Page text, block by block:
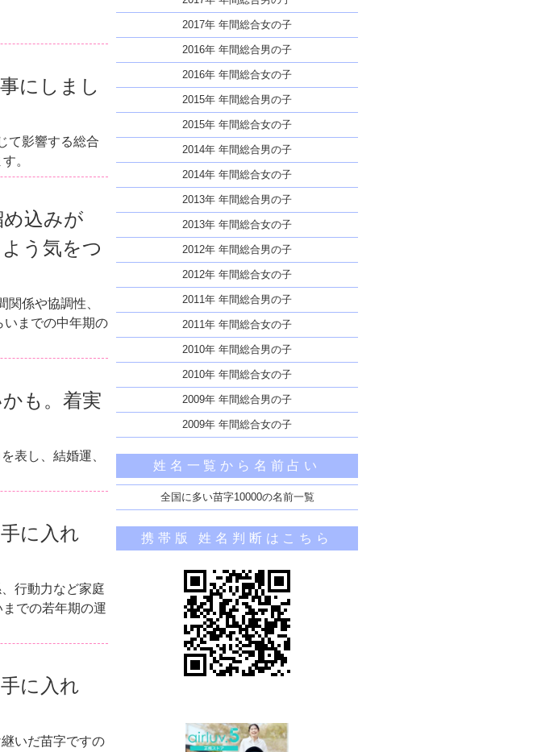
にしまし
て影響する総合
。
込みが
う気をつ
係や協調性、
いまでの中年期の
も。着実
表し、結婚運、
に入れ
行動力など家庭
での若年期の運
に入れ
いだ苗字ですの
2017年 年間総合女の子
2016年 年間総合男の子
2016年 年間総合女の子
2015年 年間総合男の子
2015年 年間総合女の子
2014年 年間総合男の子
2014年 年間総合女の子
2013年 年間総合男の子
2013年 年間総合女の子
2012年 年間総合男の子
2012年 年間総合女の子
2011年 年間総合男の子
2011年 年間総合女の子
2010年 年間総合男の子
2010年 年間総合女の子
2009年 年間総合男の子
2009年 年間総合女の子
姓名一覧から名前占い
全国に多い苗字10000の名前一覧
携帯版 姓名判断はこちら